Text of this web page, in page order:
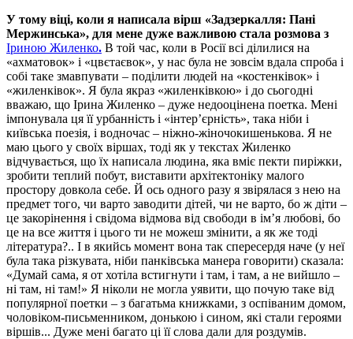
У тому віці, коли я написала вірш «Задзеркалля: Пані
Мержинська», для мене дуже важливою стала розмова з
Іриною Жиленко. В той час, коли в Росії всі ділилися на
«ахматовок» і «цвєтаєвок», у нас була не зовсім вдала спроба і
собі таке змавпувати – поділити людей на «костенківок» і
«жиленківок». Я була якраз «жиленківкою» і до сьогодні
вважаю, що Ірина Жиленко – дуже недооцінена поетка. Мені
імпонувала ця її урбанність і «інтер’єрність», така ніби і
київська поезія, і водночас – ніжно-жіночокишенькова. Я не
маю цього у своїх віршах, тоді як у текстах Жиленко
відчувається, що їх написала людина, яка вміє пекти пиріжки,
зробити теплий побут, виставити архітектоніку малого
простору довкола себе. Й ось одного разу я звірялася з нею на
предмет того, чи варто заводити дітей, чи не варто, бо ж діти –
це закорінення і свідома відмова від свободи в ім’я любові, бо
це на все життя і цього ти не можеш змінити, а як же тоді
література?.. І в якийсь момент вона так спересердя наче (у неї
була така різкувата, ніби панківська манера говорити) сказала:
«Думай сама, я от хотіла встигнути і там, і там, а не вийшло –
ні там, ні там!» Я ніколи не могла уявити, що почую таке від
популярної поетки – з багатьма книжками, з оспіваним домом,
чоловіком-письменником, донькою і сином, які стали героями
віршів... Дуже мені багато ці її слова дали для роздумів.